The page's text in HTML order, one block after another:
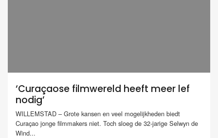
‘Curaçaose filmwereld heeft meer lef
nodig’
WILLEMSTAD – Grote kansen en veel mogelijkheden biedt
Curaçao jonge filmmakers niet. Toch sloeg de 32-jarige Selwyn de
Wind...